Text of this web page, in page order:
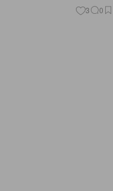
3 0